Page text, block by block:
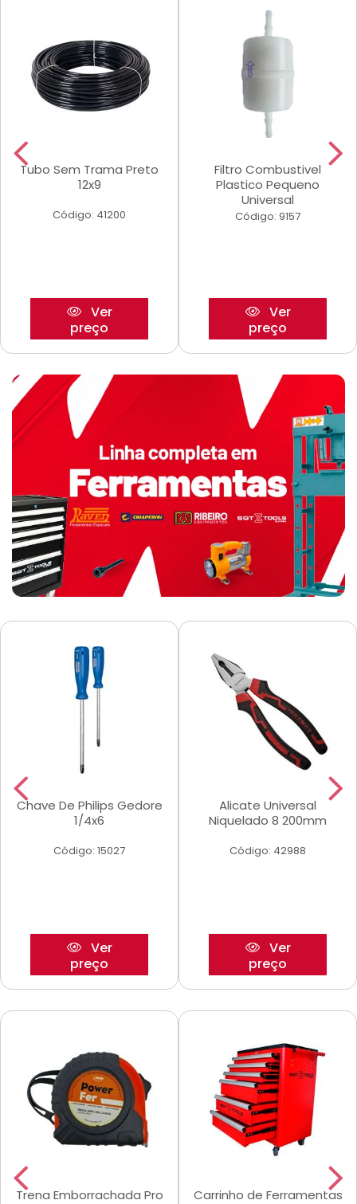
Tubo Sem Trama Preto
12x9
Código: 41200
Ver
preço
Filtro Combustivel
Plastico Pequeno
Universal
Código: 9157
Ver
preço
Chave De Philips Gedore
1/4x6
Código: 15027
Ver
preço
Alicate Universal
Niquelado 8 200mm
Código: 42988
Ver
preço
Trena Emborrachada Pro
Carrinho de Ferramentas